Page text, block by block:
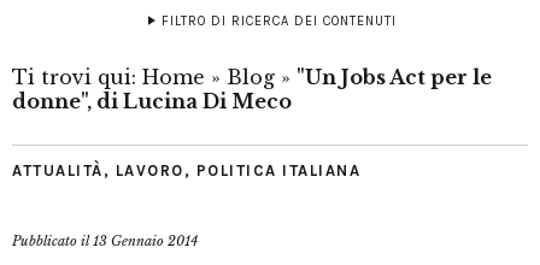
FILTRO DI RICERCA DEI CONTENUTI
Ti trovi qui: Home » Blog » "Un Jobs Act per le
donne", di Lucina Di Meco
ATTUALITÀ , LAVORO , POLITICA ITALIANA
Pubblicato il13 Gennaio 2014